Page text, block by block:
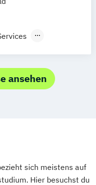
ansehen
sich meistens auf
Hier besuchst du